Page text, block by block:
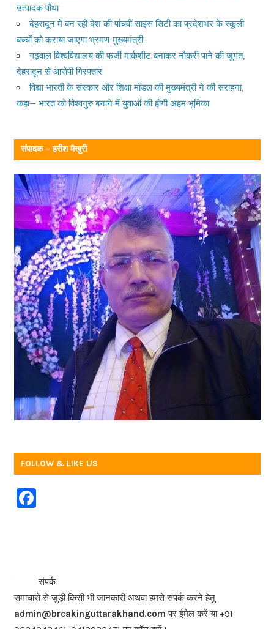
उत्पादक पौधा
देहरादून में बन रही देश की पांचवीं साइंस सिटी का प्रदेशभर के स्कूली
बच्चों को कराया जाएगा भ्रमण-मुख्यमंत्री
गढ़वाल विश्वविद्यालय की फर्जी मार्कशीट बनाकर नौकरी पाने की जुगत,
देहरादून से आरोपी गिरफ्तार
विद्या भारती के संस्कार और शिक्षा मॉडल की मुख्यमंत्री ने की सराहना,
कहा— भारत को विश्वगुरु बनाने में युवाओं की होगी अहम भूमिका
संपादक – हरीश मैखुरी
FOLLOW & LIKE US
F
b
o
o
संपर्क
समाचारों से जुड़ी किसी भी जानकारी अथवा हमसे संपर्क करने हेतु
admin@breakinguttarakhand.com पर ईमेल करें या +91